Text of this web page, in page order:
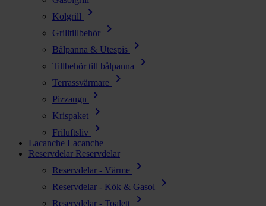
Kolgrill chevron_right
Grilltillbehör chevron_right
Bålpanna & Utespis chevron_right
Tillbehör till bålpanna chevron_right
Terrassvärmare chevron_right
Pizzaugn chevron_right
Krispaket chevron_right
Friluftsliv chevron_right
Lacanche Lacanche
Reservdelar Reservdelar
Reservdelar - Värme
chevron_right
Reservdelar - Kök & Gasol chevron_right
Reservdelar - Toalett chevron_right